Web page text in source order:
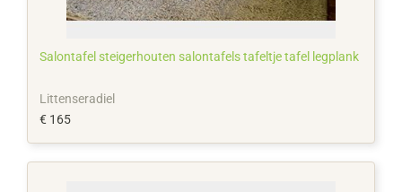
Salontafel steigerhouten salontafels tafeltje tafel legplank
Littenseradiel
€ 165